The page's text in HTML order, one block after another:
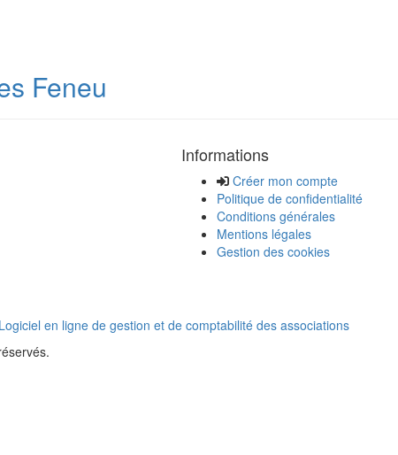
Feneu
Informations
Créer mon compte
Politique de confidentialité
Conditions générales
Mentions légales
Gestion des cookies
Logiciel en ligne de gestion et de comptabilité des associations